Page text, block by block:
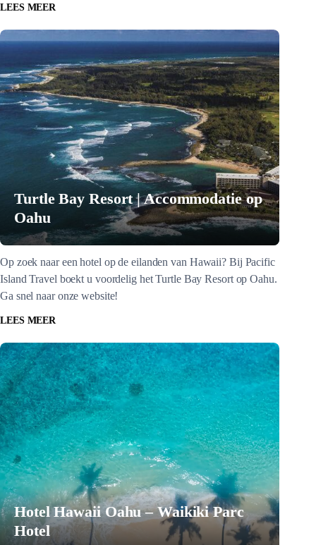
LEES MEER
Turtle Bay Resort | Accommodatie op
Oahu
Op zoek naar een hotel op de eilanden van Hawaii? Bij Pacific
Island Travel boekt u voordelig het Turtle Bay Resort op Oahu.
Ga snel naar onze website!
LEES MEER
Hotel Hawaii Oahu – Waikiki Parc
Hotel